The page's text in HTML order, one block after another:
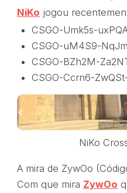
NiKo jogou
CSGO-Umk5s-
CSGO-uM4S9-
CSGO-BZh2M-
CSGO-Ccrn6-
NiKo
A mira de ZywOo
Com que mira ZywOo